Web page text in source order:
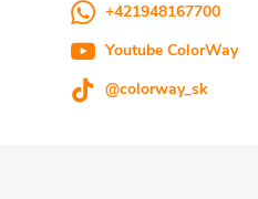
+421948167700
Youtube ColorWay
@colorway_sk